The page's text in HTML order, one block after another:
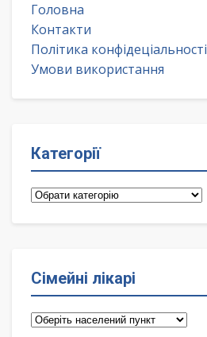
Головна
Контакти
Політика конфідеціальності
Умови використання
Категорії
Категорії
Сімейні лікарі
Сімейні